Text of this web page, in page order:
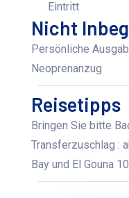
Eintritt
Nicht
Persönliche
Neoprenanzug
Reisetipps
Bringen Sie bitte
Transferzuschlag :
Bay und El Gouna